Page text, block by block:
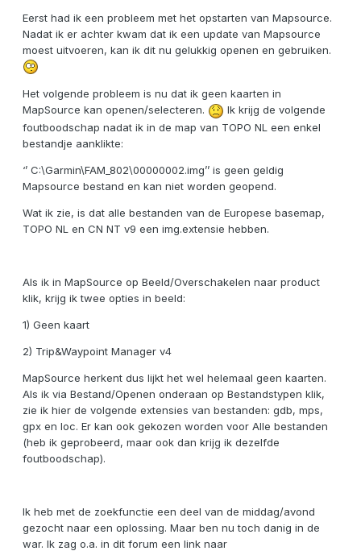
Eerst had ik een probleem met het opstarten van Mapsource.
Nadat ik er achter kwam dat ik een update van Mapsource
moest uitvoeren, kan ik dit nu gelukkig openen en gebruiken.
Het volgende probleem is nu dat ik geen kaarten in
MapSource kan openen/selecteren.
Ik krijg de volgende
foutboodschap nadat ik in de map van TOPO NL een enkel
bestandje aanklikte:
‘’ C:\Garmin\FAM_802\00000002.img’’ is geen geldig
Mapsource bestand en kan niet worden geopend.
Wat ik zie, is dat alle bestanden van de Europese basemap,
TOPO NL en CN NT v9 een img.extensie hebben.
Als ik in MapSource op Beeld/Overschakelen naar product
klik, krijg ik twee opties in beeld:
1) Geen kaart
2) Trip&Waypoint Manager v4
MapSource herkent dus lijkt het wel helemaal geen kaarten.
Als ik via Bestand/Openen onderaan op Bestandstypen klik,
zie ik hier de volgende extensies van bestanden: gdb, mps,
gpx en loc. Er kan ook gekozen worden voor Alle bestanden
(heb ik geprobeerd, maar ook dan krijg ik dezelfde
foutboodschap).
Ik heb met de zoekfunctie een deel van de middag/avond
gezocht naar een oplossing. Maar ben nu toch danig in de
war. Ik zag o.a. in dit forum een link naar